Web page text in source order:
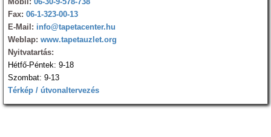
Fax: 06-1-323-00-13
E-Mail: info@tapetacenter.hu
Weblap: www.tapetauzlet.org
Nyitvatartás:
Hétfő-Péntek: 9-18
Szombat: 9-13
Térkép / útvonaltervezés